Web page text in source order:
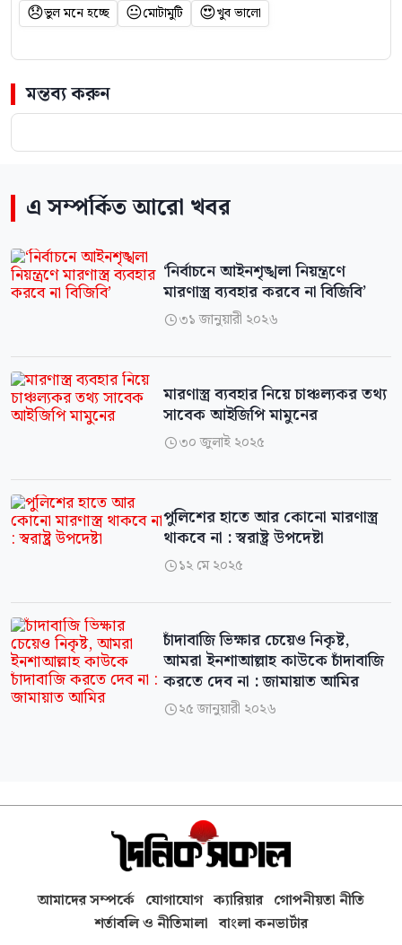
😞ভুল মনে হচ্ছে 😐মোটামুটি 😍খুব ভালো
মন্তব্য করুন
এ সম্পর্কিত আরো খবর
‘নির্বাচনে আইনশৃঙ্খলা নিয়ন্ত্রণে
মারণাস্ত্র ব্যবহার করবে না বিজিবি’
৩১ জানুয়ারী ২০২৬
মারণাস্ত্র ব্যবহার নিয়ে চাঞ্চল্যকর তথ্য
সাবেক আইজিপি মামুনের
৩০ জুলাই ২০২৫
পুলিশের হাতে আর কোনো মারণাস্ত্র
থাকবে না : স্বরাষ্ট্র উপদেষ্টা
১২ মে ২০২৫
চাঁদাবাজি ভিক্ষার চেয়েও নিকৃষ্ট,
আমরা ইনশাআল্লাহ কাউকে চাঁদাবাজি
করতে দেব না : জামায়াত আমির
২৫ জানুয়ারী ২০২৬
আমাদের সম্পর্কে যোগাযোগ ক্যারিয়ার গোপনীয়তা নীতি
শর্তাবলি ও নীতিমালা বাংলা কনভার্টার